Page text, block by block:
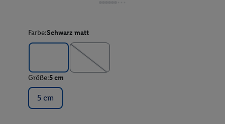
Farbe:Schwarz matt
Größe:5 cm
5 cm